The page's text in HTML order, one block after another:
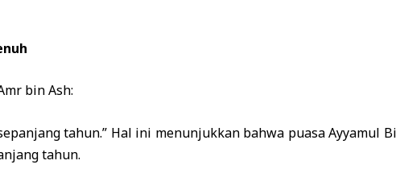
bin Ash:
tahun.” Hal ini menunjukkan bahwa puasa Ayyamul
tahun.